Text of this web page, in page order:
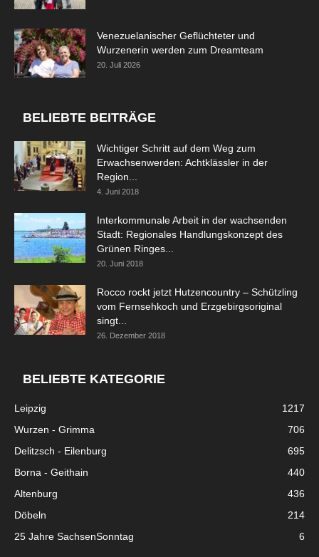
Venezuelanischer Geflüchteter und
Wurzenerin werden zum Dreamteam
20. Juli 2026
BELIEBTE BEITRÄGE
Wichtiger Schritt auf dem Weg zum
Erwachsenwerden: Achtklässler in der
Region...
4. Juni 2018
Interkommunale Arbeit in der wachsenden
Stadt: Regionales Handlungskonzept des
Grünen Ringes...
20. Juni 2018
Rocco rockt jetzt Hutzencountry – Schützling
vom Fernsehkoch und Erzgebirgsoriginal
singt...
26. Dezember 2018
BELIEBTE KATEGORIE
Leipzig
1217
Wurzen - Grimma
706
Delitzsch - Eilenburg
695
Borna - Geithain
440
Altenburg
436
Döbeln
214
25 Jahre SachsenSonntag
6